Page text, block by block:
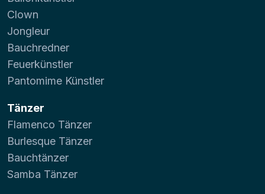
Clown
Jongleur
Bauchredner
Feuerkünstler
Pantomime Künstler
Tänzer
Flamenco Tänzer
Burlesque Tänzer
Bauchtänzer
Samba Tänzer